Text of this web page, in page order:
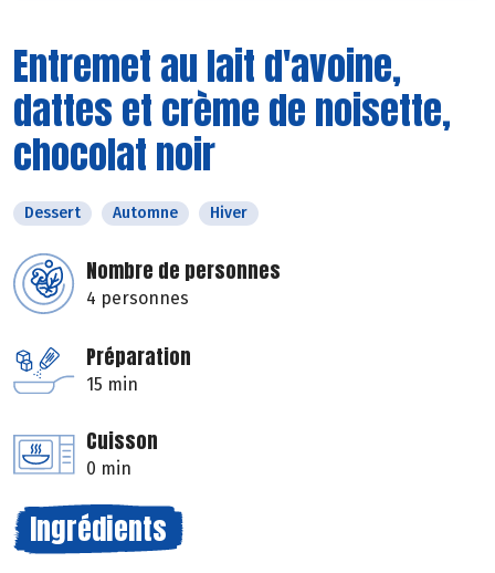
Entremet au lait d'avoine,
dattes et crème de noisette,
chocolat noir
Dessert Automne Hiver
Nombre de personnes
4 personnes
Préparation
15 min
Cuisson
0 min
Ingrédients